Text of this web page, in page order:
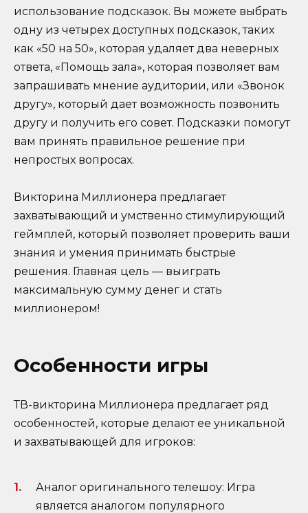
использование подсказок. Вы можете выбрать
одну из четырех доступных подсказок, таких
как «50 на 50», которая удаляет два неверных
ответа, «Помощь зала», которая позволяет вам
запрашивать мнение аудитории, или «Звонок
другу», который дает возможность позвонить
другу и получить его совет. Подсказки помогут
вам принять правильное решение при
непростых вопросах.
Викторина Миллионера предлагает
захватывающий и умственно стимулирующий
геймплей, который позволяет проверить ваши
знания и умения принимать быстрые
решения. Главная цель — выиграть
максимальную сумму денег и стать
миллионером!
Особенности игры
ТВ-викторина Миллионера предлагает ряд
особенностей, которые делают ее уникальной
и захватывающей для игроков:
Аналог оригинального телешоу: Игра
является аналогом популярного